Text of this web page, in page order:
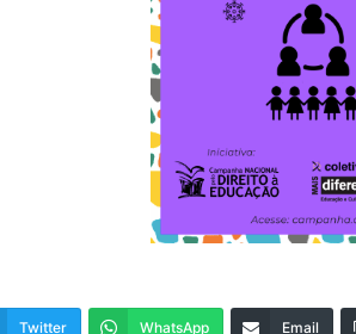
Twitter WhatsApp Email